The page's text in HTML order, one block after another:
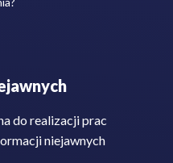
do realizacji prac
niejawnych